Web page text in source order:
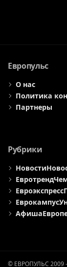
Европульс
О нас
Политика
Партнеры
Рубрики
Новости
Евротренд
Евроэкспресс
Еврокампус
Афиша
© ЕВРОПУЛЬС 2009